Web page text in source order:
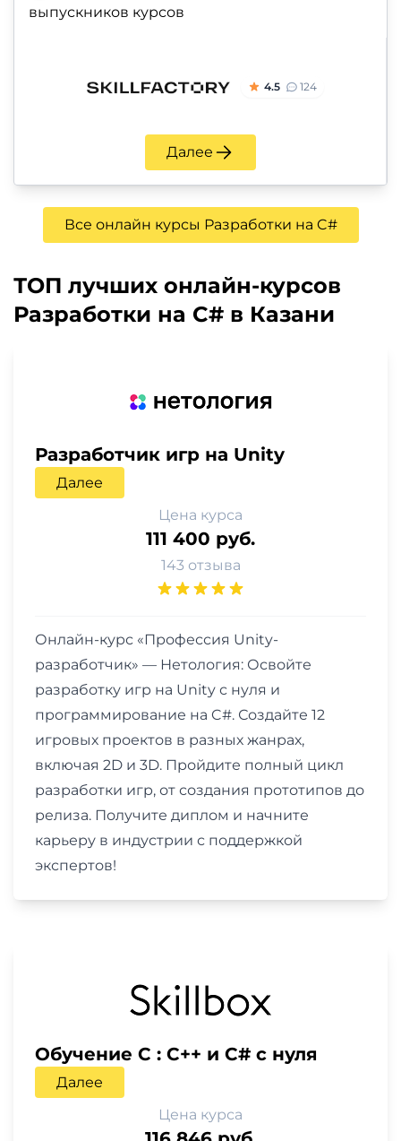
выпускников курсов
4.5 124
Далее
Все онлайн курсы Разработки на C#
ТОП лучших онлайн-курсов
Разработки на C# в Казани
Разработчик игр на Unity
Далее
Цена курса
111 400 руб.
143 отзыва
Онлайн-курс «Профессия Unity-
разработчик» — Нетология: Освойте
разработку игр на Unity с нуля и
программирование на C#. Создайте 12
игровых проектов в разных жанрах,
включая 2D и 3D. Пройдите полный цикл
разработки игр, от создания прототипов до
релиза. Получите диплом и начните
карьеру в индустрии с поддержкой
экспертов!
Обучение C : C++ и C# с нуля
Далее
Цена курса